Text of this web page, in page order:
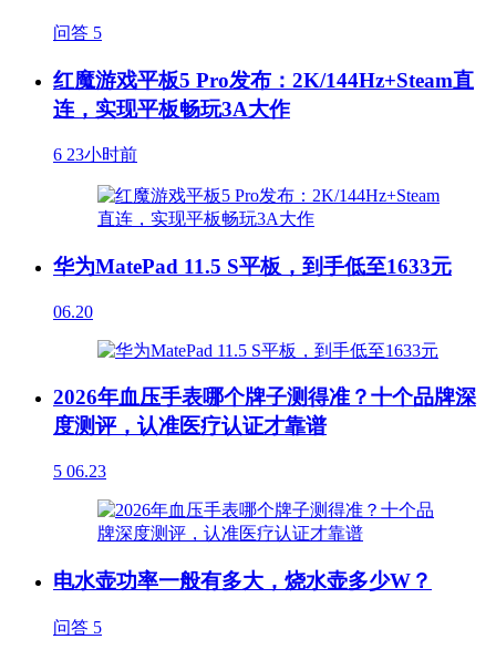
问答 5
红魔游戏平板5 Pro发布：2K/144Hz+Steam直
连，实现平板畅玩3A大作
6 23小时前
华为MatePad 11.5 S平板，到手低至1633元
06.20
2026年血压手表哪个牌子测得准？十个品牌深
度测评，认准医疗认证才靠谱
5 06.23
电水壶功率一般有多大，烧水壶多少W？
问答 5